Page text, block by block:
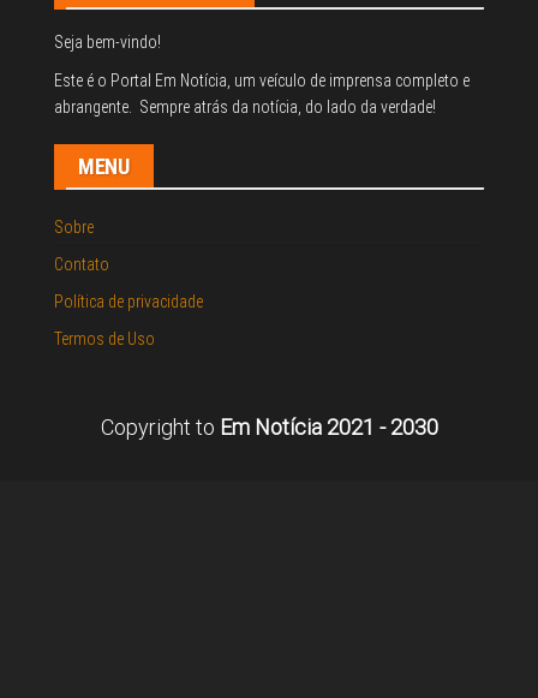
Seja bem-vindo!
Este é o Portal Em Notícia, um veículo de imprensa completo e
abrangente. Sempre atrás da notícia, do lado da verdade!
MENU
Sobre
Contato
Política de privacidade
Termos de Uso
Copyright to Em Notícia 2021 - 2030